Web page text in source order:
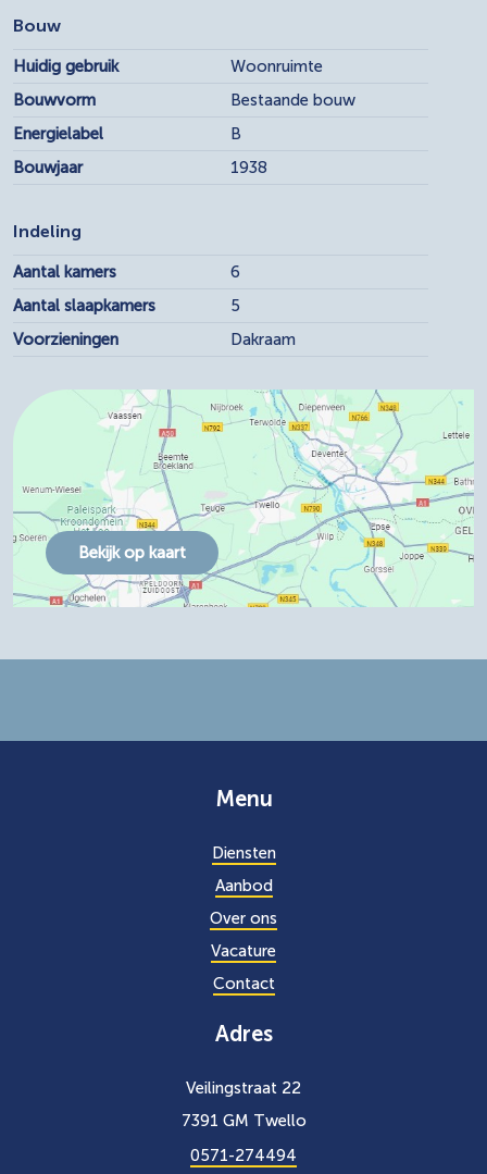
Bekijk op kaart
Bouw
Huidig gebruik
Woonruimte
Bouwvorm
Bestaande bouw
Energielabel
B
Bouwjaar
1938
Indeling
Aantal kamers
6
Aantal slaapkamers
5
Voorzieningen
Dakraam
Menu
Diensten
Aanbod
Over ons
Vacature
Contact
Adres
Veilingstraat 22
7391 GM Twello
0571-274494